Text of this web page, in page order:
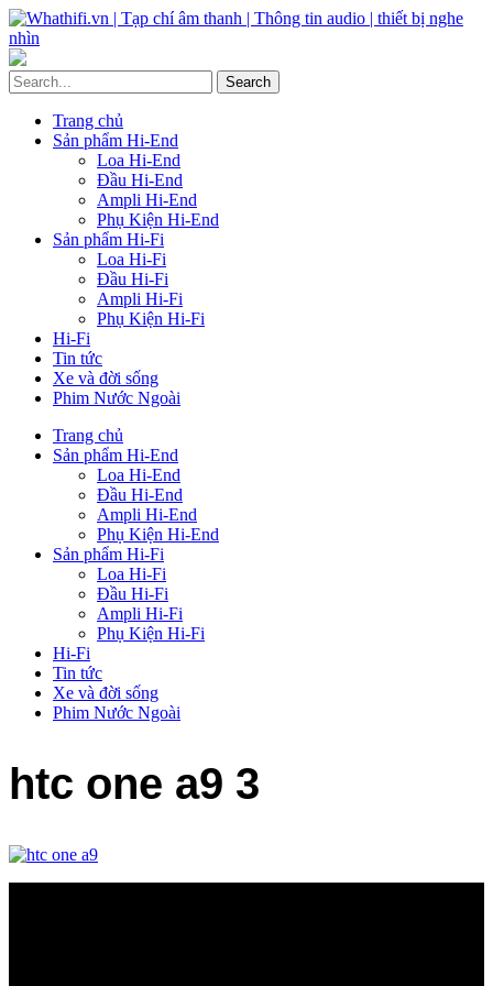
Trang chủ
Sản phẩm Hi-End
Loa Hi-End
Đầu Hi-End
Ampli Hi-End
Phụ Kiện Hi-End
Sản phẩm Hi-Fi
Loa Hi-Fi
Đầu Hi-Fi
Ampli Hi-Fi
Phụ Kiện Hi-Fi
Hi-Fi
Tin tức
Xe và đời sống
Phim Nước Ngoài
Trang chủ
Sản phẩm Hi-End
Loa Hi-End
Đầu Hi-End
Ampli Hi-End
Phụ Kiện Hi-End
Sản phẩm Hi-Fi
Loa Hi-Fi
Đầu Hi-Fi
Ampli Hi-Fi
Phụ Kiện Hi-Fi
Hi-Fi
Tin tức
Xe và đời sống
Phim Nước Ngoài
htc one a9 3